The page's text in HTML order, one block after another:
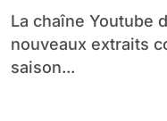
La chaîne Youtube de HBO vient de diffuser 3
nouveaux extraits
saison...